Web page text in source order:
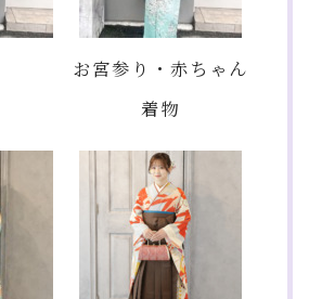
お宮参り・赤ちゃん
着物